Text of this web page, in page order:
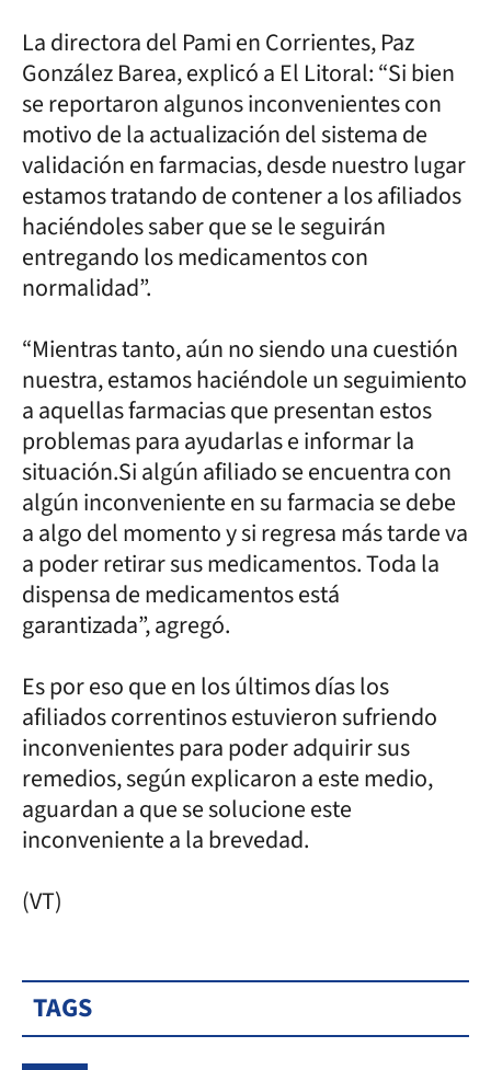
La directora del Pami en Corrientes, Paz
González Barea, explicó a El Litoral: “Si bien
se reportaron algunos inconvenientes con
motivo de la actualización del sistema de
validación en farmacias, desde nuestro lugar
estamos tratando de contener a los afiliados
haciéndoles saber que se le seguirán
entregando los medicamentos con
normalidad”.
“Mientras tanto, aún no siendo una cuestión
nuestra, estamos haciéndole un seguimiento
a aquellas farmacias que presentan estos
problemas para ayudarlas e informar la
situación.Si algún afiliado se encuentra con
algún inconveniente en su farmacia se debe
a algo del momento y si regresa más tarde va
a poder retirar sus medicamentos. Toda la
dispensa de medicamentos está
garantizada”, agregó.
Es por eso que en los últimos días los
afiliados correntinos estuvieron sufriendo
inconvenientes para poder adquirir sus
remedios, según explicaron a este medio,
aguardan a que se solucione este
inconveniente a la brevedad.
(VT)
TAGS